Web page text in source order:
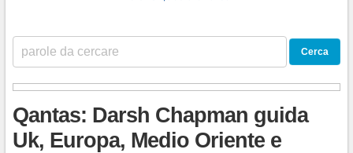
Qantas: Darsh Chapman guida
Uk, Europa, Medio Oriente e